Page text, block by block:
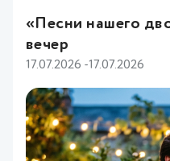
«Песни нашего
вечер
17.07.2026 -17.07.2026